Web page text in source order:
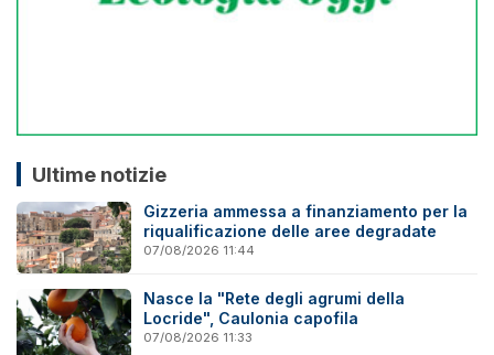
Ultime notizie
Gizzeria ammessa a finanziamento per la
riqualificazione delle aree degradate
07/08/2026 11:44
Nasce la "Rete degli agrumi della
Locride", Caulonia capofila
07/08/2026 11:33